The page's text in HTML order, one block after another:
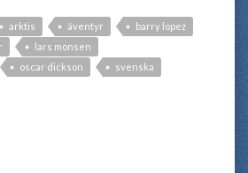
arktis äventyr
barry lopez
lars monsen
oscar dickson
svenska